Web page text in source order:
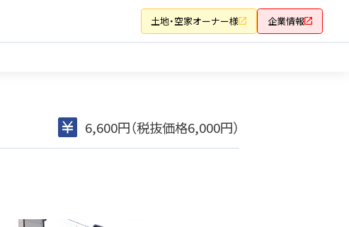
土地・空家オーナー様 企業情報
6,600円（税抜価格6,000円）